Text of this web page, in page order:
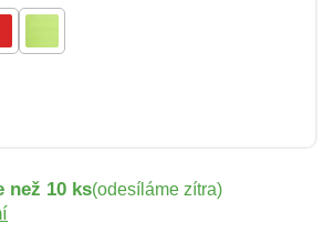
než 10 ks(odesíláme zítra)